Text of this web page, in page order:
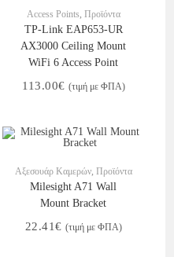
Access Points Προϊόντα
TP-Link EAP653-UR
AX3000 Ceiling Mount
WiFi 6 Access Point
113.00€ (τιμή με ΦΠΑ)
Αξεσουάρ Καμερών, Προϊόντα
Milesight A71 Wall
Mount Bracket
22.41€ (τιμή με ΦΠΑ)